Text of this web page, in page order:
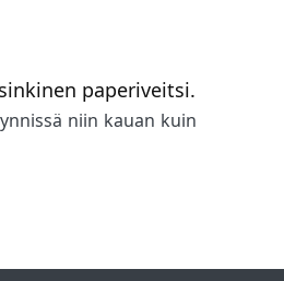
paperiveitsi.
niin kauan kuin